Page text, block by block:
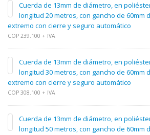
Cuerda de 13mm de diámetro, en
longitud 20 metros, con gancho de 60mm
extremo con cierre y seguro automático
COP 239.100 + IVA
Cuerda de 13mm de diámetro, en
longitud 30 metros, con gancho de 60mm
extremo con cierre y seguro automático
COP 308.100 + IVA
Cuerda de 13mm de diámetro, en
longitud 50 metros, con gancho de 60mm